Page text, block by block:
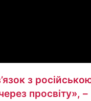
з
просвіту», –